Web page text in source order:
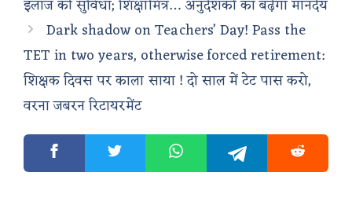
इलाज की सुविधा; शिक्षामित्र… अनुदेशकों का बढ़ेगा मानदेय
Dark shadow on Teachers’ Day! Pass the
TET in two years, otherwise forced retirement:
शिक्षक दिवस पर काला साया ! दो साल में टेट पास करो,
वरना जबरन रिटायरमेंट